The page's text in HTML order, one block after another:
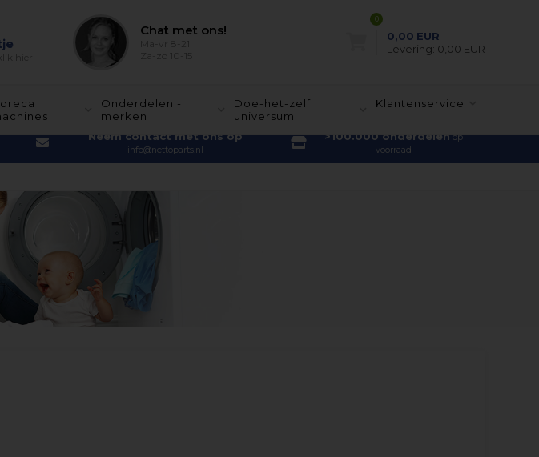
Chat met ons!
0
0,00 EUR
Levering: 0,00 EUR
Onderdelen -
merken
Doe-het-zelf
universum
Klantenservice
Neem contact met ons op
info@nettoparts.nl
>100.000 onderdelen op
voorraad